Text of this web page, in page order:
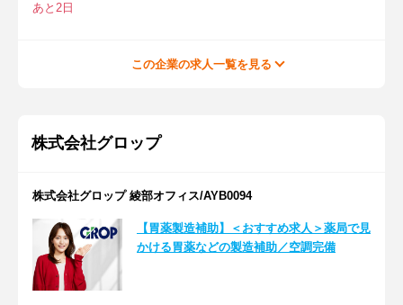
あと2日
この企業の求人一覧を見る
株式会社グロップ
株式会社グロップ 綾部オフィス/AYB0094
【胃薬製造補助】＜おすすめ求人＞薬局で見
かける胃薬などの製造補助／空調完備